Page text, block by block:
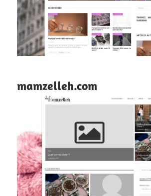
mamzelleh.com